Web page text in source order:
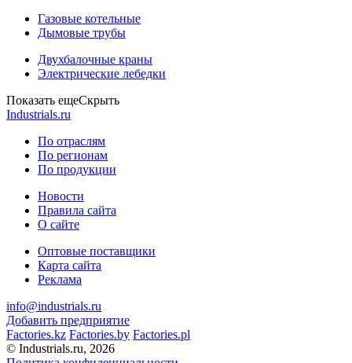
Газовые котельные
Дымовые трубы
Двухбалочные краны
Электрические лебедки
Показать ещеСкрыть
Industrials.ru
По отраслям
По регионам
По продукции
Новости
Правила сайта
О сайте
Оптовые поставщики
Карта сайта
Реклама
info@industrials.ru
Добавить предприятие
Factories.kz Factories.by Factories.pl
© Industrials.ru, 2026